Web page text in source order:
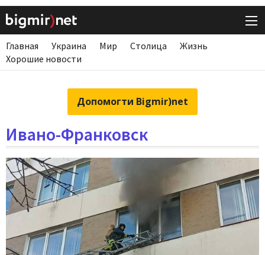
Главная Украина Мир Столица
Жизнь
Хорошие новости
Допомогти Bigmir)net
Ивано-Франковск